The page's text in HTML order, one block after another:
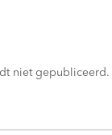
niet gepubliceerd.